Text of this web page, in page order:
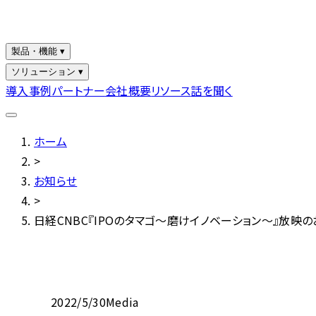
製品・機能 ▾
ソリューション ▾
導入事例パートナー会社概要リソース話を聞く
ホーム
>
お知らせ
>
日経CNBC『IPOのタマゴ〜磨けイノベーション〜』放映
2022/5/30Media